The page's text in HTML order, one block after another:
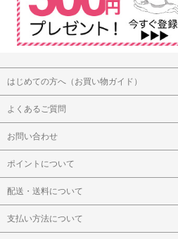
はじめての方へ（お買い物ガイド）
よくあるご質問
お問い合わせ
ポイントについて
配送・送料について
支払い方法について